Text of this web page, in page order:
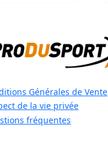
Générales de Vente
de la vie privée
fréquentes